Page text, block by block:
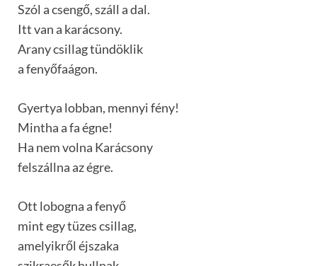
Szól a csengő, száll a dal.
Itt van a karácsony.
Arany csillag tündöklik
a fenyőfaágon.
Gyertya lobban, mennyi fény!
Mintha a fa égne!
Ha nem volna Karácsony
felszállna az égre.
Ott lobogna a fenyő
mint egy tüzes csillag,
amelyikről éjszaka